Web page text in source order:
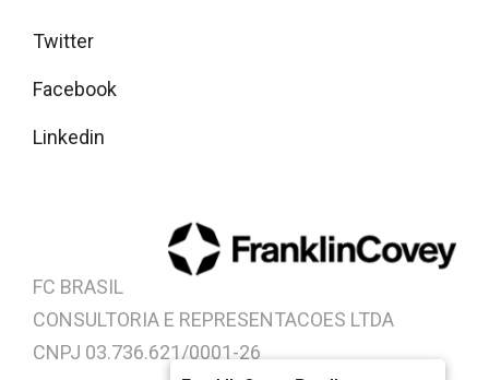
Twitter
Facebook
Linkedin
FC BRASIL
CONSULTORIA E REPRESENTACOES LTDA
CNPJ 03.736.621/0001-26